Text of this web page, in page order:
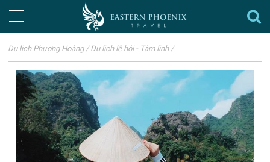
Du lịch Phượng Hoàng / Du lịch lễ hội - Tâm linh /